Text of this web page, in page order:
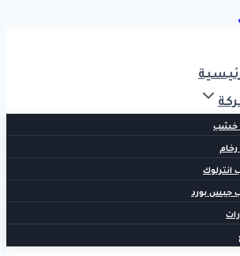
خشب
انترلوك
جبس بورد